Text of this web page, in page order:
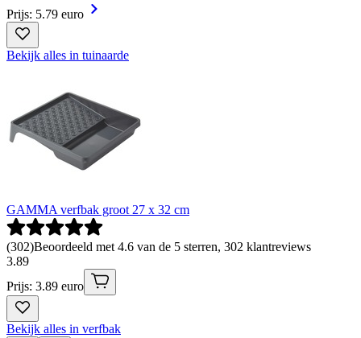
Prijs: 5.79 euro
Bekijk alles in tuinaarde
GAMMA verfbak groot 27 x 32 cm
(302)Beoordeeld met 4.6 van de 5 sterren, 302 klantreviews
3.89
Prijs: 3.89 euro
Bekijk alles in verfbak